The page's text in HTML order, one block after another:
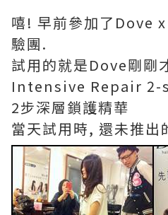
嘻! 早前參加了Dove
驗團.
試用的就是Dove剛剛
Intensive Repair
2步深層鎖護精華
當天試用時, 還未推出